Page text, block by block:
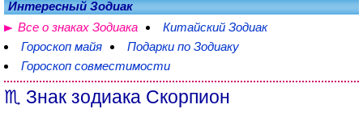
Интересный Зодиак
Все о знаках Зодиака
Китайский Зодиак
Гороскоп майя
Подарки по Зодиаку
Гороскоп совместимости
♏ Знак зодиака Скорпион